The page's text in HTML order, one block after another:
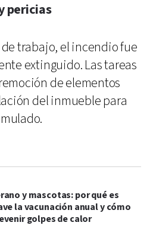
pericias
trabajo, el incendio fue
extinguido. Las tareas
de elementos
del inmueble para
y mascotas: por qué es
la vacunación anual y cómo
golpes de calor